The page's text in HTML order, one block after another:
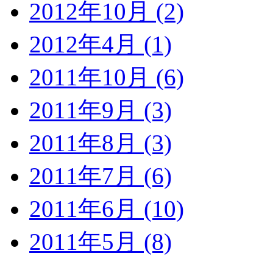
2012年10月 (2)
2012年4月 (1)
2011年10月 (6)
2011年9月 (3)
2011年8月 (3)
2011年7月 (6)
2011年6月 (10)
2011年5月 (8)